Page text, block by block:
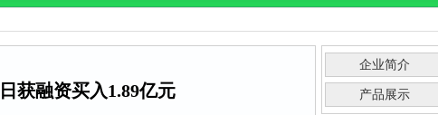
获融资买入1.89亿元
企业简介
产品展示